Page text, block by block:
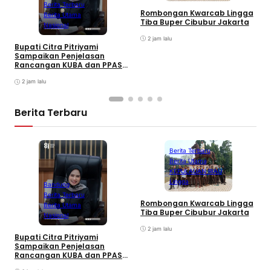
Berita Terbaru
Berita Utama
Nasional
Bupati Citra Pitriyami
Sampaikan Penjelasan
Rancangan KUBA dan PPASP
2 jam lalu
Rombongan Kwarcab Lingga
Tiba Buper Cibubur Jakarta
2 jam lalu
Berita Terbaru
Bandung
Berita Terbaru
Berita Utama
Nasional
Bupati Citra Pitriyami
Sampaikan Penjelasan
Rancangan KUBA dan PPASP
Berita Terbaru
Berita Utama
KEPULAUAN RIAU
Lingga
Rombongan Kwarcab Lingga
Tiba Buper Cibubur Jakarta
2 jam lalu